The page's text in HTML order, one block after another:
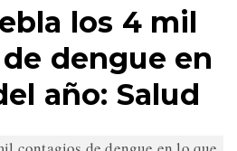
los 4 mil
dengue en
año: Salud